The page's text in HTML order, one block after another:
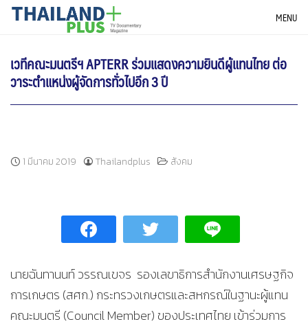
SkipTHAILANDPLUS NEWS MENU
เวทีคณะมนตรีฯ APTERR ร่วมแสดงความยินดีผู้แทนไทย ต่อ
วาระตำแหน่งผู้จัดการทั่วไปอีก 3 ปี
1 มีนาคม 2019 Thailandplus สังคม
นายฉันทานนท์ วรรณเขจร รองเลขาธิการสำนักงานเศรษฐกิจ
การเกษตร (สศก.) กระทรวงเกษตรและสหกรณ์ในฐานะผู้แทน
คณะมนตรี (Council Member) ของประเทศไทย เข้าร่วมการ